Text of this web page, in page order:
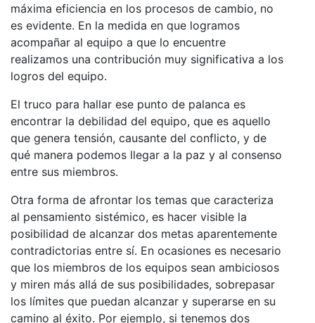
máxima eficiencia en los procesos de cambio, no
es evidente. En la medida en que logramos
acompañar al equipo a que lo encuentre
realizamos una contribución muy significativa a los
logros del equipo.
El truco para hallar ese punto de palanca es
encontrar la debilidad del equipo, que es aquello
que genera tensión, causante del conflicto, y de
qué manera podemos llegar a la paz y al consenso
entre sus miembros.
Otra forma de afrontar los temas que caracteriza
al pensamiento sistémico, es hacer visible la
posibilidad de alcanzar dos metas aparentemente
contradictorias entre sí. En ocasiones es necesario
que los miembros de los equipos sean ambiciosos
y miren más allá de sus posibilidades, sobrepasar
los límites que puedan alcanzar y superarse en su
camino al éxito. Por ejemplo, si tenemos dos